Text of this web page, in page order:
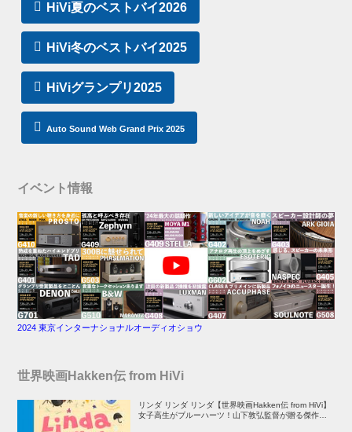
HiVi夏のベストバイ2026
HiVi冬のベストバイ2025
HiViグランプリ2025
Auto Sound Web Grand Prix 2025
イベント情報
2024 東京インターナショナルオーディオショウ
世界映画Hakken伝 from HiVi
リンダ リンダ リンダ【世界映画Hakken伝 from HiVi】
女子高生がブルーハーツ！山下敦弘監督が贈る傑作青春